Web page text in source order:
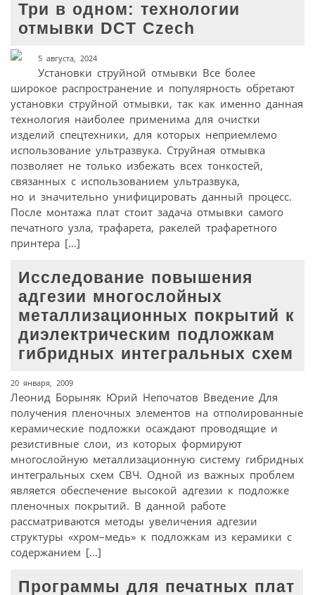
Три в одном: технологии
отмывки DCT Czech
5 августа, 2024
Установки струйной отмывки Все более
широкое распространение и популярность обретают
установки струйной отмывки, так как именно данная
технология наиболее применима для очистки
изделий спецтехники, для которых неприемлемо
использование ультразвука. Струйная отмывка
позволяет не только избежать всех тонкостей,
связанных с использованием ультразвука,
но и значительно унифицировать данный процесс.
После монтажа плат стоит задача отмывки самого
печатного узла, трафарета, ракелей трафаретного
принтера […]
Исследование повышения
адгезии многослойных
металлизационных покрытий к
диэлектрическим подложкам
гибридных интегральных схем
20 января, 2009
Леонид Борыняк Юрий Непочатов Введение Для
получения пленочных элементов на отполированные
керамические подложки осаждают проводящие и
резистивные слои, из которых формируют
многослойную металлизационную систему гибридных
интегральных схем СВЧ. Одной из важных проблем
является обеспечение высокой адгезии к подложке
пленочных покрытий. В данной работе
рассматриваются методы увеличения адгезии
структуры «хром–медь» к подложкам из керамики с
содержанием […]
Программы для печатных плат